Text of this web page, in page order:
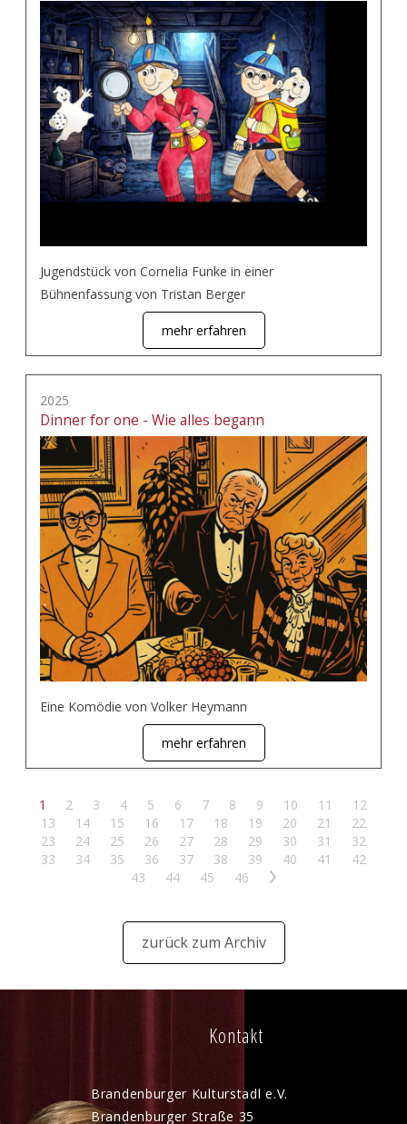
Jugendstück von Cornelia Funke in einer
Bühnenfassung von Tristan Berger
mehr erfahren
2025
Dinner for one - Wie alles begann
Eine Komödie von Volker Heymann
mehr erfahren
1 2 3 4 5 6 7 8 9 10 11
12
13
14 15 16 17 18 19 20 21
22
23
24 25 26 27 28 29 30 31
32
33
34 35 36 37 38 39 40 41
42
43
44 45 46 >
zurück zum Archiv
Kontakt
Brandenburger Kulturstadl e.V.
Brandenburger Straße 35